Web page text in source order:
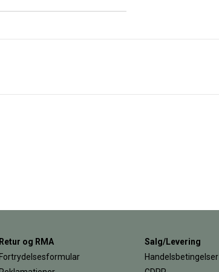
Retur og RMA
Fortrydelsesformular
Salg/Levering
Handelsbetingelser